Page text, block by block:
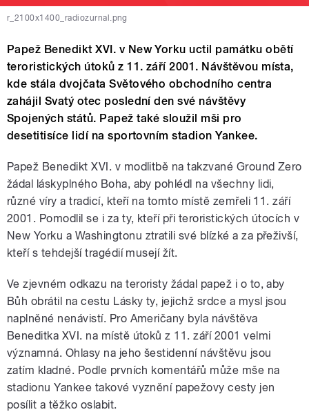
r_2100x1400_radiozurnal.png
Papež Benedikt XVI. v New Yorku uctil památku obětí
teroristických útoků z 11. září 2001. Návštěvou místa,
kde stála dvojčata Světového obchodního centra
zahájil Svatý otec poslední den své návštěvy
Spojených států. Papež také sloužil mši pro
desetitisíce lidí na sportovním stadion Yankee.
Papež Benedikt XVI. v modlitbě na takzvané Ground Zero
žádal láskyplného Boha, aby pohlédl na všechny lidi,
různé víry a tradicí, kteří na tomto místě zemřeli 11. září
2001. Pomodlil se i za ty, kteří při teroristických útocích v
New Yorku a Washingtonu ztratili své blízké a za přeživší,
kteří s tehdejší tragédií musejí žít.
Ve zjevném odkazu na teroristy žádal papež i o to, aby
Bůh obrátil na cestu Lásky ty, jejichž srdce a mysl jsou
naplněné nenávistí. Pro Američany byla návštěva
Beneditka XVI. na místě útoků z 11. září 2001 velmi
významná. Ohlasy na jeho šestidenní návštěvu jsou
zatím kladné. Podle prvních komentářů může mše na
stadionu Yankee takové vyznění papežovy cesty jen
posílit a těžko oslabit.